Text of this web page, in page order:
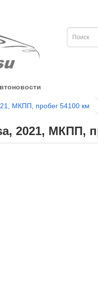
МКПП, пробег 54100 км
2021, МКПП,